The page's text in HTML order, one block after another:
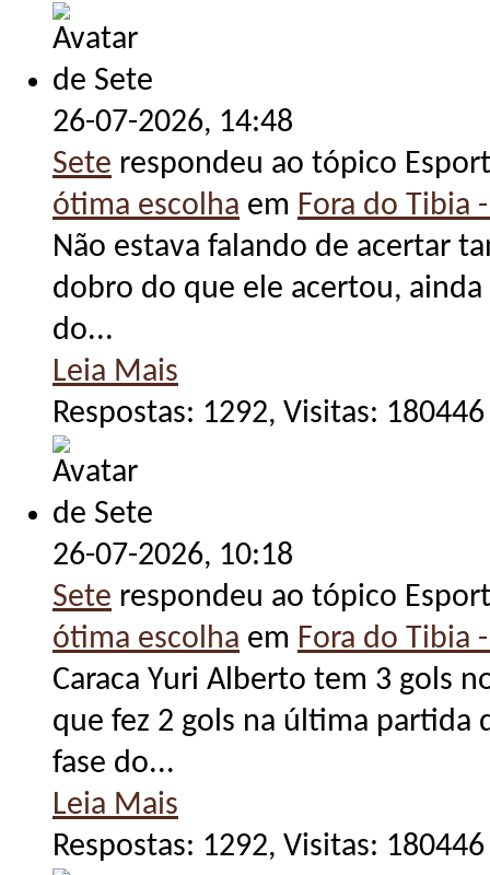
26-07-2026, 14:48
Sete respondeu ao tópico
ótima escolha em Fora do Tibia
Não estava falando de acertar
dobro do que ele acertou,
do...
Leia Mais
Respostas: 1292, Visitas: 180446
26-07-2026, 10:18
Sete respondeu ao tópico
ótima escolha em Fora do Tibia
Caraca Yuri Alberto tem 3 gols
que fez 2 gols na última
fase do...
Leia Mais
Respostas: 1292, Visitas: 180446